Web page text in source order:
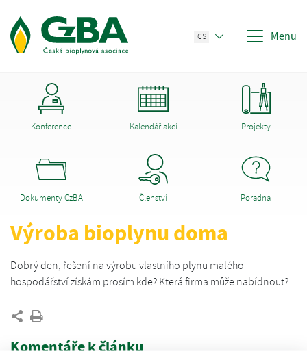
CS Menu
Konference Kalendář akcí Projekty
Dokumenty CzBA Členství Poradna
Výroba bioplynu doma
Dobrý den, řešení na výrobu vlastního plynu malého
hospodářství získám prosím kde? Která firma může nabídnout?
Komentáře k článku